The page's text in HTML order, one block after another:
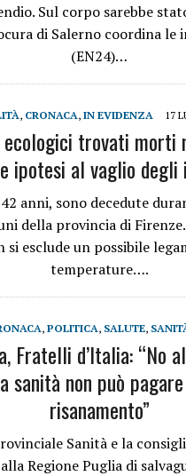
Sul corpo sarebbe
di Salerno coordina le
(EN24)…
, CRONACA,IN EVIDENZA 17
trovati morti
ipotesi al vaglio degli
anni, sono decedute
della provincia di
si esclude un possibile
temperature….
, POLITICA, SALUTE,
Fratelli d’Italia: “No
sanità non può
risanamento”
Sanità e la
Regione Puglia di